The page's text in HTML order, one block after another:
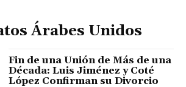
Árabes Unidos
Fin de una Unión de Más de una
Década: Luis Jiménez y Coté
López Confirman su Divorcio